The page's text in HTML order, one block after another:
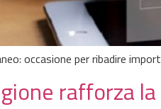
occasione per ribadire
rafforza